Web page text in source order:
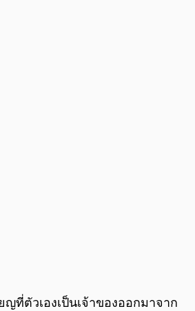
ที่ตัวเองเป็นเจ้าของออกมาจาก